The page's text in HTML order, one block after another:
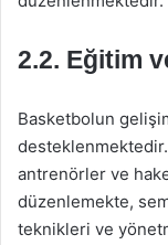
2.2. Eğitim
Basketbolun
antrenörler ve
düzenlemekte,
teknikleri ve